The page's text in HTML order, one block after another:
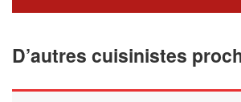
D’autres cuisinistes